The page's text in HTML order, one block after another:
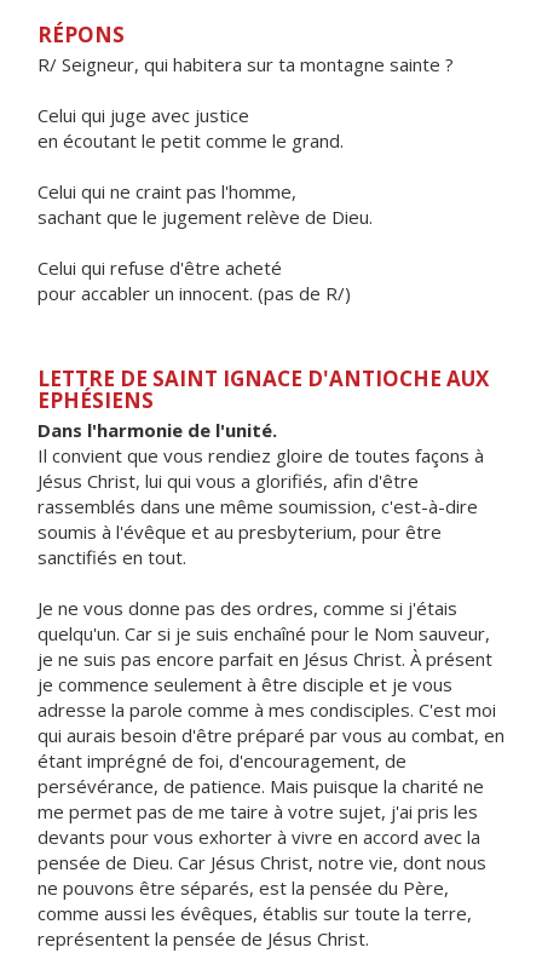
RÉPONS
R/ Seigneur, qui habitera sur ta montagne sainte ?
Celui qui juge avec justice
en écoutant le petit comme le grand.
Celui qui ne craint pas l'homme,
sachant que le jugement relève de Dieu.
Celui qui refuse d'être acheté
pour accabler un innocent. (pas de R/)
LETTRE DE SAINT IGNACE D'ANTIOCHE AUX
EPHÉSIENS
Dans l'harmonie de l'unité.
Il convient que vous rendiez gloire de toutes façons à
Jésus Christ, lui qui vous a glorifiés, afin d'être
rassemblés dans une même soumission, c'est-à-dire
soumis à l'évêque et au presbyterium, pour être
sanctifiés en tout.
Je ne vous donne pas des ordres, comme si j'étais
quelqu'un. Car si je suis enchaîné pour le Nom sauveur,
je ne suis pas encore parfait en Jésus Christ. À présent
je commence seulement à être disciple et je vous
adresse la parole comme à mes condisciples. C'est moi
qui aurais besoin d'être préparé par vous au combat, en
étant imprégné de foi, d'encouragement, de
persévérance, de patience. Mais puisque la charité ne
me permet pas de me taire à votre sujet, j'ai pris les
devants pour vous exhorter à vivre en accord avec la
pensée de Dieu. Car Jésus Christ, notre vie, dont nous
ne pouvons être séparés, est la pensée du Père,
comme aussi les évêques, établis sur toute la terre,
représentent la pensée de Jésus Christ.